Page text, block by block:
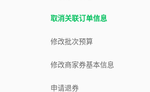
取消关联订单信息
修改批次预算
修改商家券基本信息
申请退券